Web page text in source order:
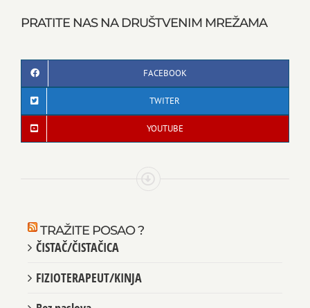
PRATITE NAS NA DRUŠTVENIM MREŽAMA
FACEBOOK
TWITER
YOUTUBE
TRAŽITE POSAO ?
ČISTAČ/ČISTAČICA
FIZIOTERAPEUT/KINJA